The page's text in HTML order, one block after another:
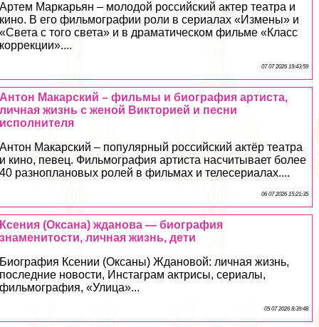
Артем Маркарьян – молодой российский актер театра и
кино. В его фильмографии роли в сериалах «Измены» и
«Света с того света» и в драматическом фильме «Класс
коррекции»....
07 07 2026 19:43:59
Антон Макарский – фильмы и биография артиста,
личная жизнь с женой Викторией и песни
исполнителя
Антон Макарский – популярный российский актёр театра
и кино, певец. Фильмография артиста насчитывает более
40 разноплановых ролей в фильмах и телесериалах....
06 07 2026 15:21:35
Ксения (Оксана) жданова — биография
знаменитости, личная жизнь, дети
Биография Ксении (Оксаны) Ждановой: личная жизнь,
последние новости, Инстаграм актрисы, сериалы,
фильмография, «Улица»...
05 07 2026 8:39:48